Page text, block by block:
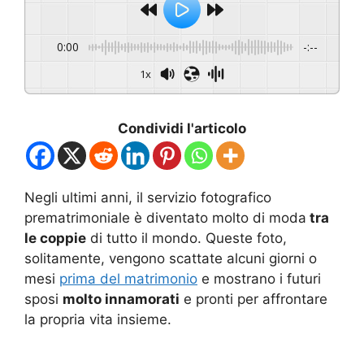
0:00 -:--
1x
Condividi l'articolo
Negli ultimi anni, il servizio fotografico
prematrimoniale è diventato molto di moda tra
le coppie di tutto il mondo. Queste foto,
solitamente, vengono scattate alcuni giorni o
mesi prima del matrimonio e mostrano i futuri
sposi molto innamorati e pronti per affrontare
la propria vita insieme.